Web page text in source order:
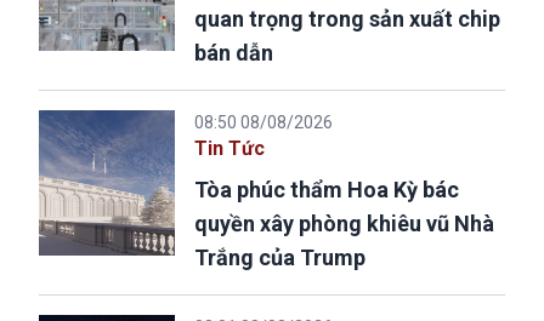
quan trọng trong sản xuất chip
bán dẫn
08:50 08/08/2026
Tin Tức
Tòa phúc thẩm Hoa Kỳ bác
quyền xây phòng khiêu vũ Nhà
Trắng của Trump